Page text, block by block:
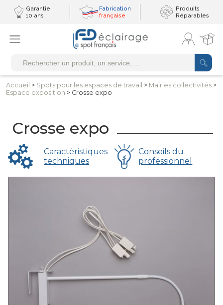
Garantie
10 ans
Fabrication
française
Produits
Réparables
Accueil > Spots pour les espaces de travail > Mairies collectivités >
Espace exposition > Crosse expo
Crosse expo
Caractéristiques
techniques
Conseils du
professionnel